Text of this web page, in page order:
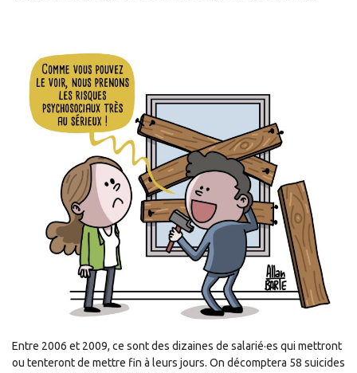
Entre 2006 et 2009, ce sont des dizaines de salarié·es qui mettront
ou tenteront de mettre fin à leurs jours. On décomptera 58 suicides